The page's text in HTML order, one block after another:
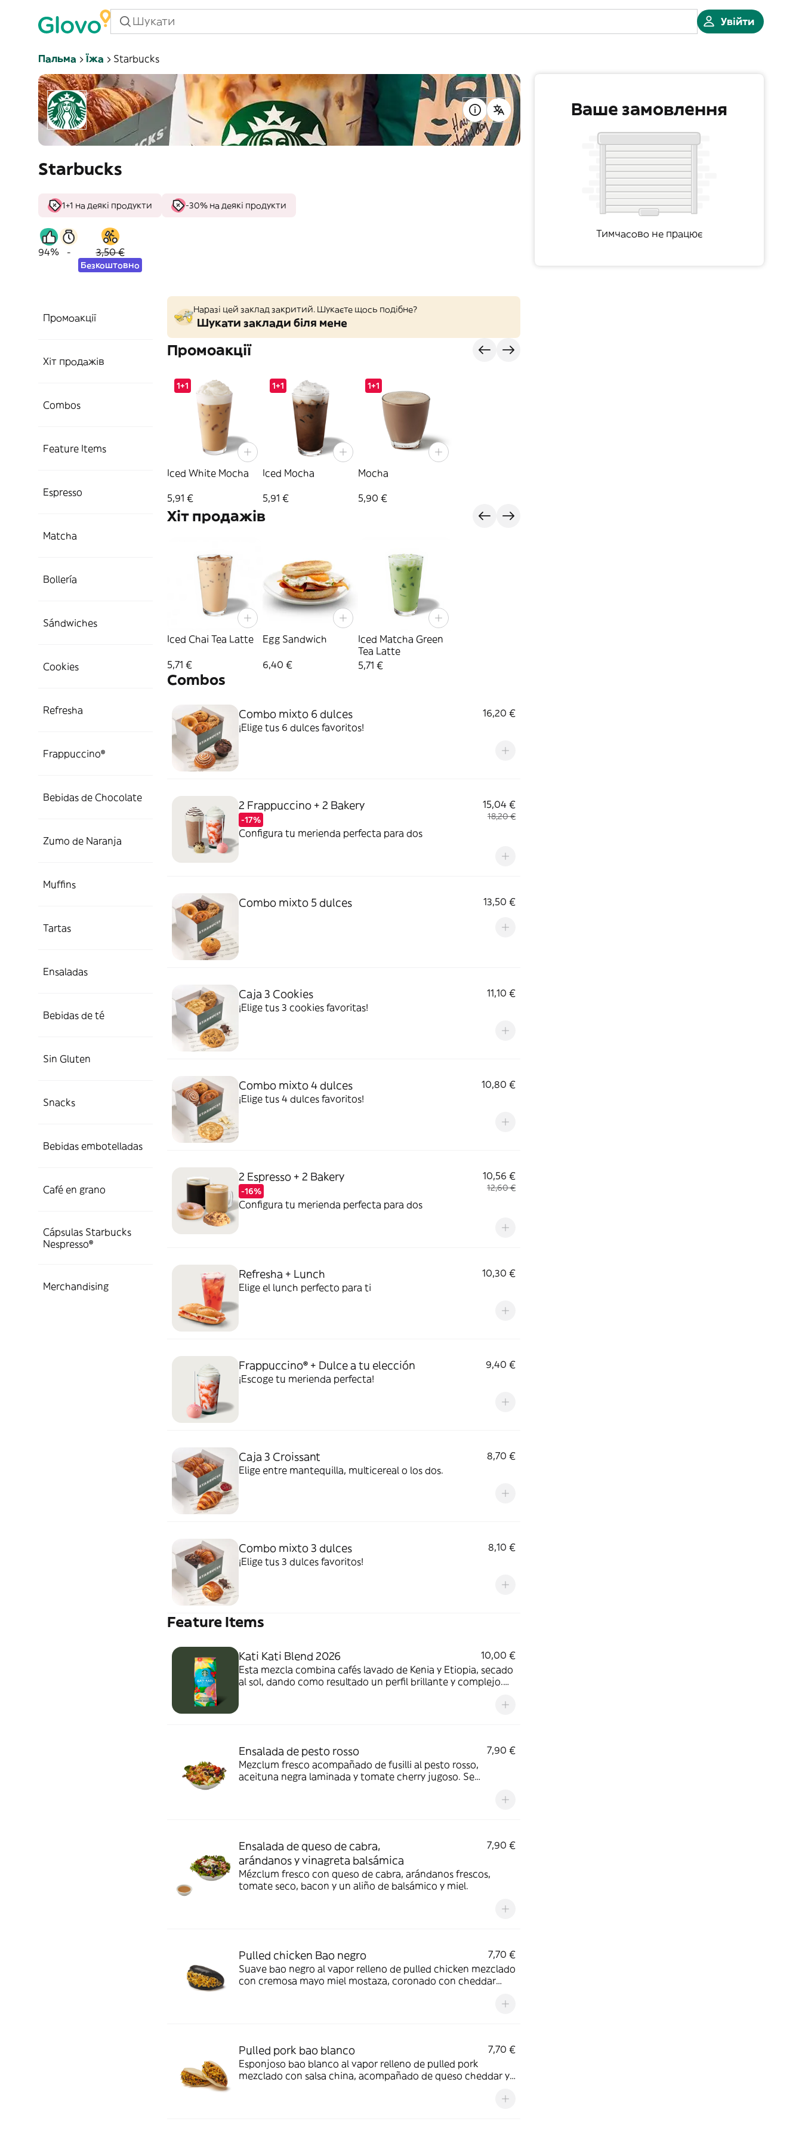
Увійти
Пальма Їжа Starbucks
Starbucks
1+1 на деякі продукти -30% на деякі продукти
94% - 3,50 €
Безкоштовно
Промоакції
Хіт продажів
Combos
Feature Items
Espresso
Matcha
Bollería
Sándwiches
Cookies
Refresha
Frappuccino®
Bebidas de Chocolate
Zumo de Naranja
Muffins
Tartas
Ensaladas
Bebidas de té
Sin Gluten
Snacks
Bebidas embotelladas
Café en grano
Cápsulas Starbucks
Nespresso®
Merchandising
Наразі цей заклад закритий. Шукаєте щось подібне?
Шукати заклади біля мене
Промоакції
1+1
Iced White Mocha
5,91 €
1+1
Iced Mocha
5,91 €
1+1
Mocha
5,90 €
Хіт продажів
Iced Chai Tea Latte
5,71 €
Egg Sandwich
6,40 €
Iced Matcha Green
Tea Latte
5,71 €
Combos
Combo mixto 6 dulces
16,20 €
¡Elige tus 6 dulces favoritos!
2 Frappuccino + 2 Bakery
-17%
15,04 €
18,20 €
Configura tu merienda perfecta para dos
Combo mixto 5 dulces 13,50 €
Caja 3 Cookies
11,10 €
¡Elige tus 3 cookies favoritas!
Combo mixto 4 dulces
10,80 €
¡Elige tus 4 dulces favoritos!
2 Espresso + 2 Bakery
-16%
10,56 €
12,60 €
Configura tu merienda perfecta para dos
Refresha + Lunch
10,30 €
Elige el lunch perfecto para ti
Frappuccino® + Dulce a tu elección
9,40 €
¡Escoge tu merienda perfecta!
Caja 3 Croissant
8,70 €
Elige entre mantequilla, multicereal o los dos.
Combo mixto 3 dulces
8,10 €
¡Elige tus 3 dulces favoritos!
Feature Items
Kati Kati Blend 2026
10,00 €
Esta mezcla combina cafés lavado de Kenia y Etiopia, secado
al sol, dando como resultado un perfil brillante y complejo.
Ensalada de pesto rosso
7,90 €
Mezclum fresco acompañado de fusilli al pesto rosso,
aceituna negra laminada y tomate cherry jugoso. Se
Ensalada de queso de cabra,
arándanos y vinagreta balsámica
7,90 €
Mézclum fresco con queso de cabra, arándanos frescos,
tomate seco, bacon y un aliño de balsámico y miel.
Pulled chicken Bao negro
7,70 €
Suave bao negro al vapor relleno de pulled chicken mezclado
con cremosa mayo miel mostaza, coronado con cheddar
Pulled pork bao blanco
7,70 €
Esponjoso bao blanco al vapor relleno de pulled pork
mezclado con salsa china, acompañado de queso cheddar y
Ваше замовлення
Тимчасово не працює